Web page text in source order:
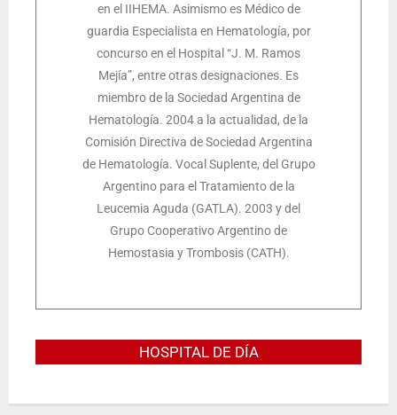
en el IIHEMA. Asimismo es Médico de
guardia Especialista en Hematología, por
concurso en el Hospital “J. M. Ramos
Mejía”, entre otras designaciones. Es
miembro de la Sociedad Argentina de
Hematología. 2004 a la actualidad, de la
Comisión Directiva de Sociedad Argentina
de Hematología. Vocal Suplente, del Grupo
Argentino para el Tratamiento de la
Leucemia Aguda (GATLA). 2003 y del
Grupo Cooperativo Argentino de
Hemostasia y Trombosis (CATH).
HOSPITAL DE DÍA